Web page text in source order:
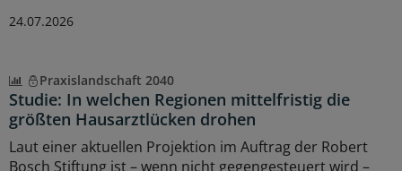
24.07.2026
Praxislandschaft 2040
Studie: In welchen Regionen mittelfristig die
größten Hausarztlücken drohen
Laut einer aktuellen Projektion im Auftrag der Robert
Bosch Stiftung ist – wenn nicht gegengesteuert wird –